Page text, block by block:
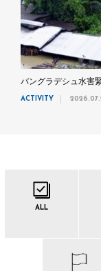
バングラデシュ水害
ACTIVITY
ALL